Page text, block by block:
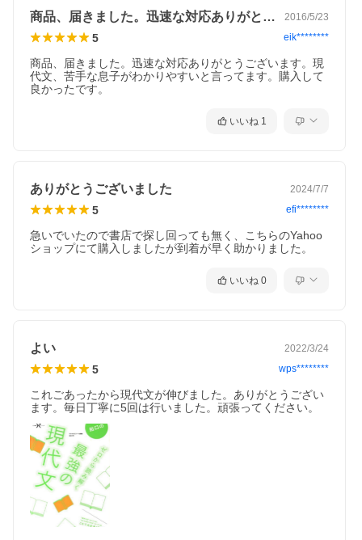
商品、届きました。迅速な対応ありがとう… 2016/5/23
5 eik********
商品、届きました。迅速な対応ありがとうございます。現
代文、苦手な息子がわかりやすいと言ってます。購入して
良かったです。
いいね 1
ありがとうございました 2024/7/7
5 efi********
急いでいたので書店で探し回っても無く、こちらのYahoo
ショップにて購入しましたが到着が早く助かりました。
いいね 0
よい 2022/3/24
5 wps********
これごあったから現代文が伸びました。ありがとうござい
ます。毎日丁寧に5回は行いました。頑張ってください。